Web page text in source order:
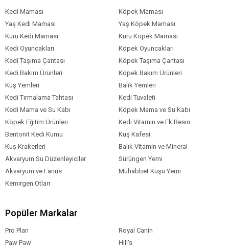
Kedi Maması
Köpek Maması
Yaş Kedi Maması
Yaş Köpek Maması
Kuru Kedi Maması
Kuru Köpek Maması
Kedi Oyuncakları
Köpek Oyuncakları
Kedi Taşıma Çantası
Köpek Taşıma Çantası
Kedi Bakım Ürünleri
Köpek Bakım Ürünleri
Kuş Yemleri
Balık Yemleri
Kedi Tırmalama Tahtası
Kedi Tuvaleti
Kedi Mama ve Su Kabı
Köpek Mama ve Su Kabı
Köpek Eğitim Ürünleri
Kedi Vitamin ve Ek Besin
Bentonit Kedi Kumu
Kuş Kafesi
Kuş Krakerleri
Balık Vitamin ve Mineral
Akvaryum Su Düzenleyiciler
Sürüngen Yemi
Akvaryum ve Fanus
Muhabbet Kuşu Yemi
Kemirgen Otları
Popüler Markalar
Pro Plan
Royal Canin
Paw Paw
Hill's